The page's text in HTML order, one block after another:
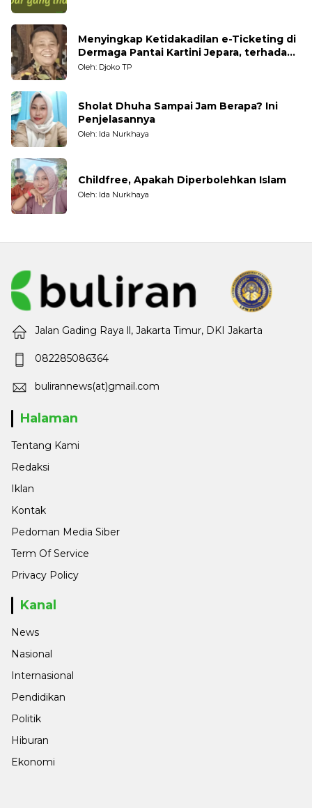
Menyingkap Ketidakadilan e-Ticketing di
Dermaga Pantai Kartini Jepara, terhadap
Nelayan Tradisional
Oleh: Djoko TP
Sholat Dhuha Sampai Jam Berapa? Ini
Penjelasannya
Oleh: Ida Nurkhaya
Childfree, Apakah Diperbolehkan Islam
Oleh: Ida Nurkhaya
Jalan Gading Raya ll, Jakarta Timur, DKI Jakarta
082285086364
bulirannews(at)gmail.com
Halaman
Tentang Kami
Redaksi
Iklan
Kontak
Pedoman Media Siber
Term Of Service
Privacy Policy
Kanal
News
Nasional
Internasional
Pendidikan
Politik
Hiburan
Ekonomi